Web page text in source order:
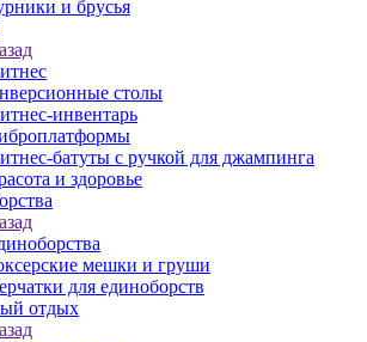
и брусья
столы
инвентарь
батуты с ручкой для джампинга
и здоровье
мешки и груши
для единоборств
отдых